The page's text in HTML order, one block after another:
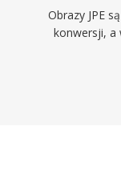
Obrazy JPE
konwersji, a